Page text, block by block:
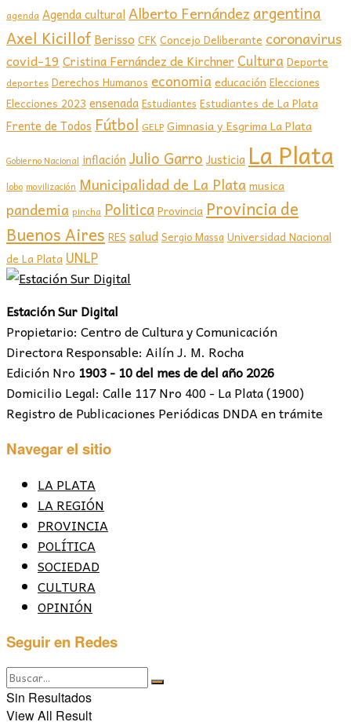
agenda Agenda culturalAlberto Fernández argentina
Axel Kicillof Berisso CFKConcejo Deliberante coronavirus
covid-19 Cristina Fernández de Kirchner Cultura Deporte
deportes Derechos Humanos economia educación Elecciones
Elecciones 2023 ensenada Estudiantes Estudiantes de La Plata
Frente de Todos Fútbol GELP Gimnasia y Esgrima La Plata
Gobierno Nacional inflación Julio Garro Justicia La Plata
lobo movilización Municipalidad de La Plata musica
pandemia pincha PoliticaProvincia Provincia de
Buenos Aires RES saludSergio MassaUniversidad Nacional
de La Plata UNLP
Estación Sur Digital
Propietario: Centro de Cultura y Comunicación
Directora Responsable: Ailín J. M. Rocha
Edición Nro 1903 - 10 del mes de del año 2026
Domicilio Legal: Calle 117 Nro 400 - La Plata (1900)
Registro de Publicaciones Periódicas DNDA en trámite
Navegar el sitio
LA PLATA
LA REGIÓN
PROVINCIA
POLÍTICA
SOCIEDAD
CULTURA
OPINIÓN
Seguir en Redes
Sin Resultados
View All Result